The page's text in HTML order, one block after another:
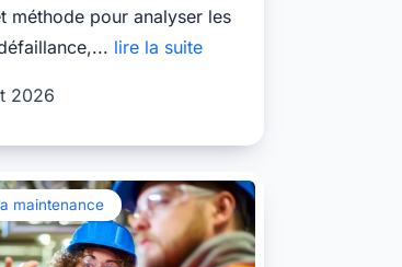
méthode pour analyser les
lire la suite
2026
maintenance